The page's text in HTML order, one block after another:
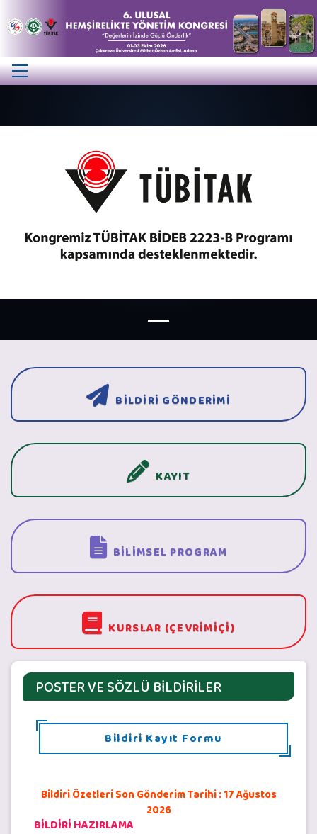
BİLDİRİ GÖNDERİMİ
KAYIT
BİLİMSEL PROGRAM
KURSLAR (ÇEVRİMİÇİ)
POSTER VE SÖZLÜ BİLDİRİLER
Bildiri Kayıt Formu
Bildiri Özetleri Son Gönderim Tarihi : 17 Ağustos
2026
BİLDİRİ HAZIRLAMA